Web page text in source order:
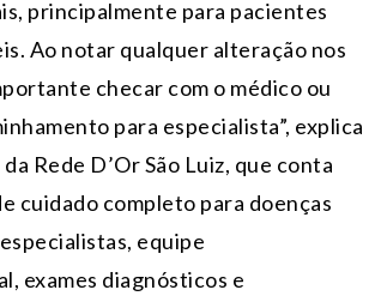
principalmente para pacientes
Ao notar qualquer alteração nos
checar com o médico ou
para especialista”, explica
Rede D’Or São Luiz, que conta
cuidado completo para doenças
equipe
exames diagnósticos e